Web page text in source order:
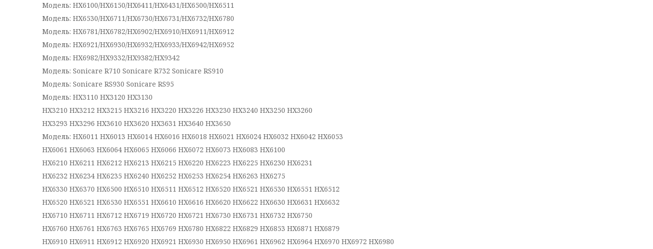
Модель: HX6100/HX6150/HX6411/HX6431/HX6500/HX6511
Модель: HX6530/HX6711/HX6730/HX6731/HX6732/HX6780
Модель: HX6781/HX6782/HX6902/HX6910/HX6911/HX6912
Модель: HX6921/HX6930/HX6932/HX6933/HX6942/HX6952
Модель: HX6982/HX9332/HX9382/HX9342
Модель: Sonicare R710 Sonicare R732 Sonicare RS910
Модель: Sonicare RS930 Sonicare RS95
Модель: HX3110 HX3120 HX3130
HX3210 HX3212 HX3215 HX3216 HX3220 HX3226 HX3230 HX3240 HX3250 HX3260
HX3293 HX3296 HX3610 HX3620 HX3631 HX3640 HX3650
Модель: HX6011 HX6013 HX6014 HX6016 HX6018 HX6021 HX6024 HX6032 HX6042 HX6053
HX6061 HX6063 HX6064 HX6065 HX6066 HX6072 HX6073 HX6083 HX6100
HX6210 HX6211 HX6212 HX6213 HX6215 HX6220 HX6223 HX6225 HX6230 HX6231
HX6232 HX6234 HX6235 HX6240 HX6252 HX6253 HX6254 HX6263 HX6275
HX6330 HX6370 HX6500 HX6510 HX6511 HX6512 HX6520 HX6521 HX6530 HX6551 HX6512
HX6520 HX6521 HX6530 HX6551 HX6610 HX6616 HX6620 HX6622 HX6630 HX6631 HX6632
HX6710 HX6711 HX6712 HX6719 HX6720 HX6721 HX6730 HX6731 HX6732 HX6750
HX6760 HX6761 HX6763 HX6765 HX6769 HX6780 HX6822 HX6829 HX6853 HX6871 HX6879
HX6910 HX6911 HX6912 HX6920 HX6921 HX6930 HX6950 HX6961 HX6962 HX6964 HX6970 HX6972 HX6980